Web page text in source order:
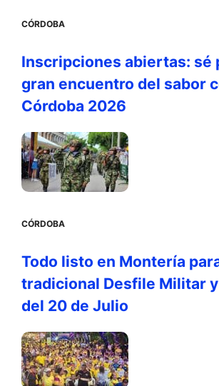
CÓRDOBA
Inscripciones abiertas: sé
gran encuentro del sabor
Córdoba 2026
CÓRDOBA
Todo listo en Montería
tradicional Desfile Militar
del 20 de Julio